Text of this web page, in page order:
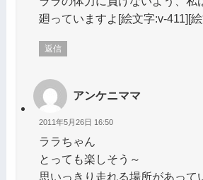
廻っていますよ[絵文字:v-411][
返信
アンケニママ
2011年5月26日 16:50
ララちゃん
とっても楽しそう～
思いっきり走れる場所があって